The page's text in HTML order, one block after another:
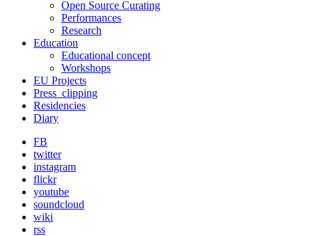
Open Source Curating
Performances
Research
Education
Educational concept
Workshops
EU Projects
Press_clipping
Residencies
Diary
FB
twitter
instagram
flickr
youtube
soundcloud
wiki
rss